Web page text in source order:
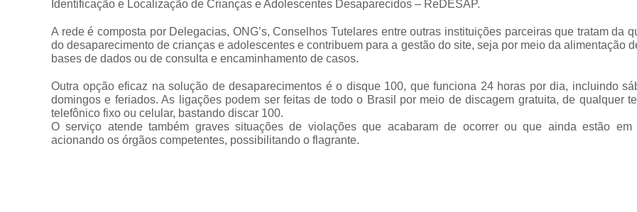
Identificação e Localização de Crianças e Adolescentes Desaparecidos – ReDESAP.
A rede é composta por Delegacias, ONG’s, Conselhos Tutelares entre outras instituições parceiras que tratam da
do desaparecimento de crianças e adolescentes e contribuem para a gestão do site, seja por meio da alimentação
bases de dados ou de consulta e encaminhamento de casos.
Outra opção eficaz na solução de desaparecimentos é o disque 100, que funciona 24 horas por dia, incluindo
domingos e feriados. As ligações podem ser feitas de todo o Brasil por meio de discagem gratuita, de qualquer
telefônico fixo ou celular, bastando discar 100.
O serviço atende também graves situações de violações que acabaram de ocorrer ou que ainda estão em
acionando os órgãos competentes, possibilitando o flagrante.